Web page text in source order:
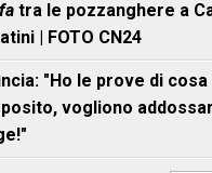
tra le pozzanghere a
| FOTO CN24
"Ho le prove di
vogliono